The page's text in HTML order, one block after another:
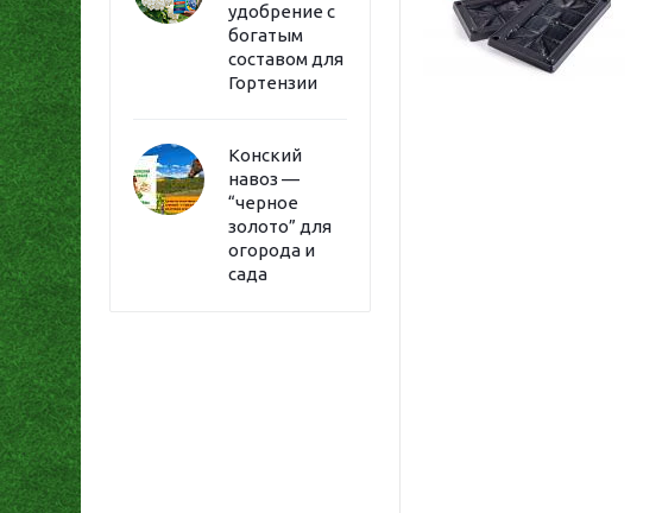
удобрение с
богатым
составом для
Гортензии
Конский
навоз —
“черное
золото” для
огорода и
сада